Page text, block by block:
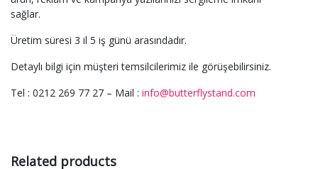
sağlar.
Üretim süresi 3 il 5 iş günü arasındadır.
Detaylı bilgi için müşteri temsilcilerimiz ile görüşebilirsiniz.
Tel : 0212 269 77 27 – Mail : info@butterflystand.com
Related products